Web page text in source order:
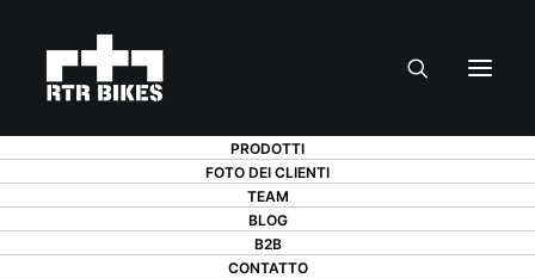
PRODOTTI
FOTO DEI CLIENTI
TEAM
BLOG
B2B
CONTATTO